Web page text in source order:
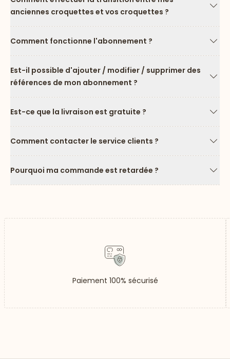
anciennes croquettes et vos croquettes ?
Comment fonctionne l'abonnement ?
Est-il possible d'ajouter / modifier / supprimer des
références de mon abonnement ?
Est-ce que la livraison est gratuite ?
Comment contacter le service clients ?
Pourquoi ma commande est retardée ?
Paiement 100% sécurisé